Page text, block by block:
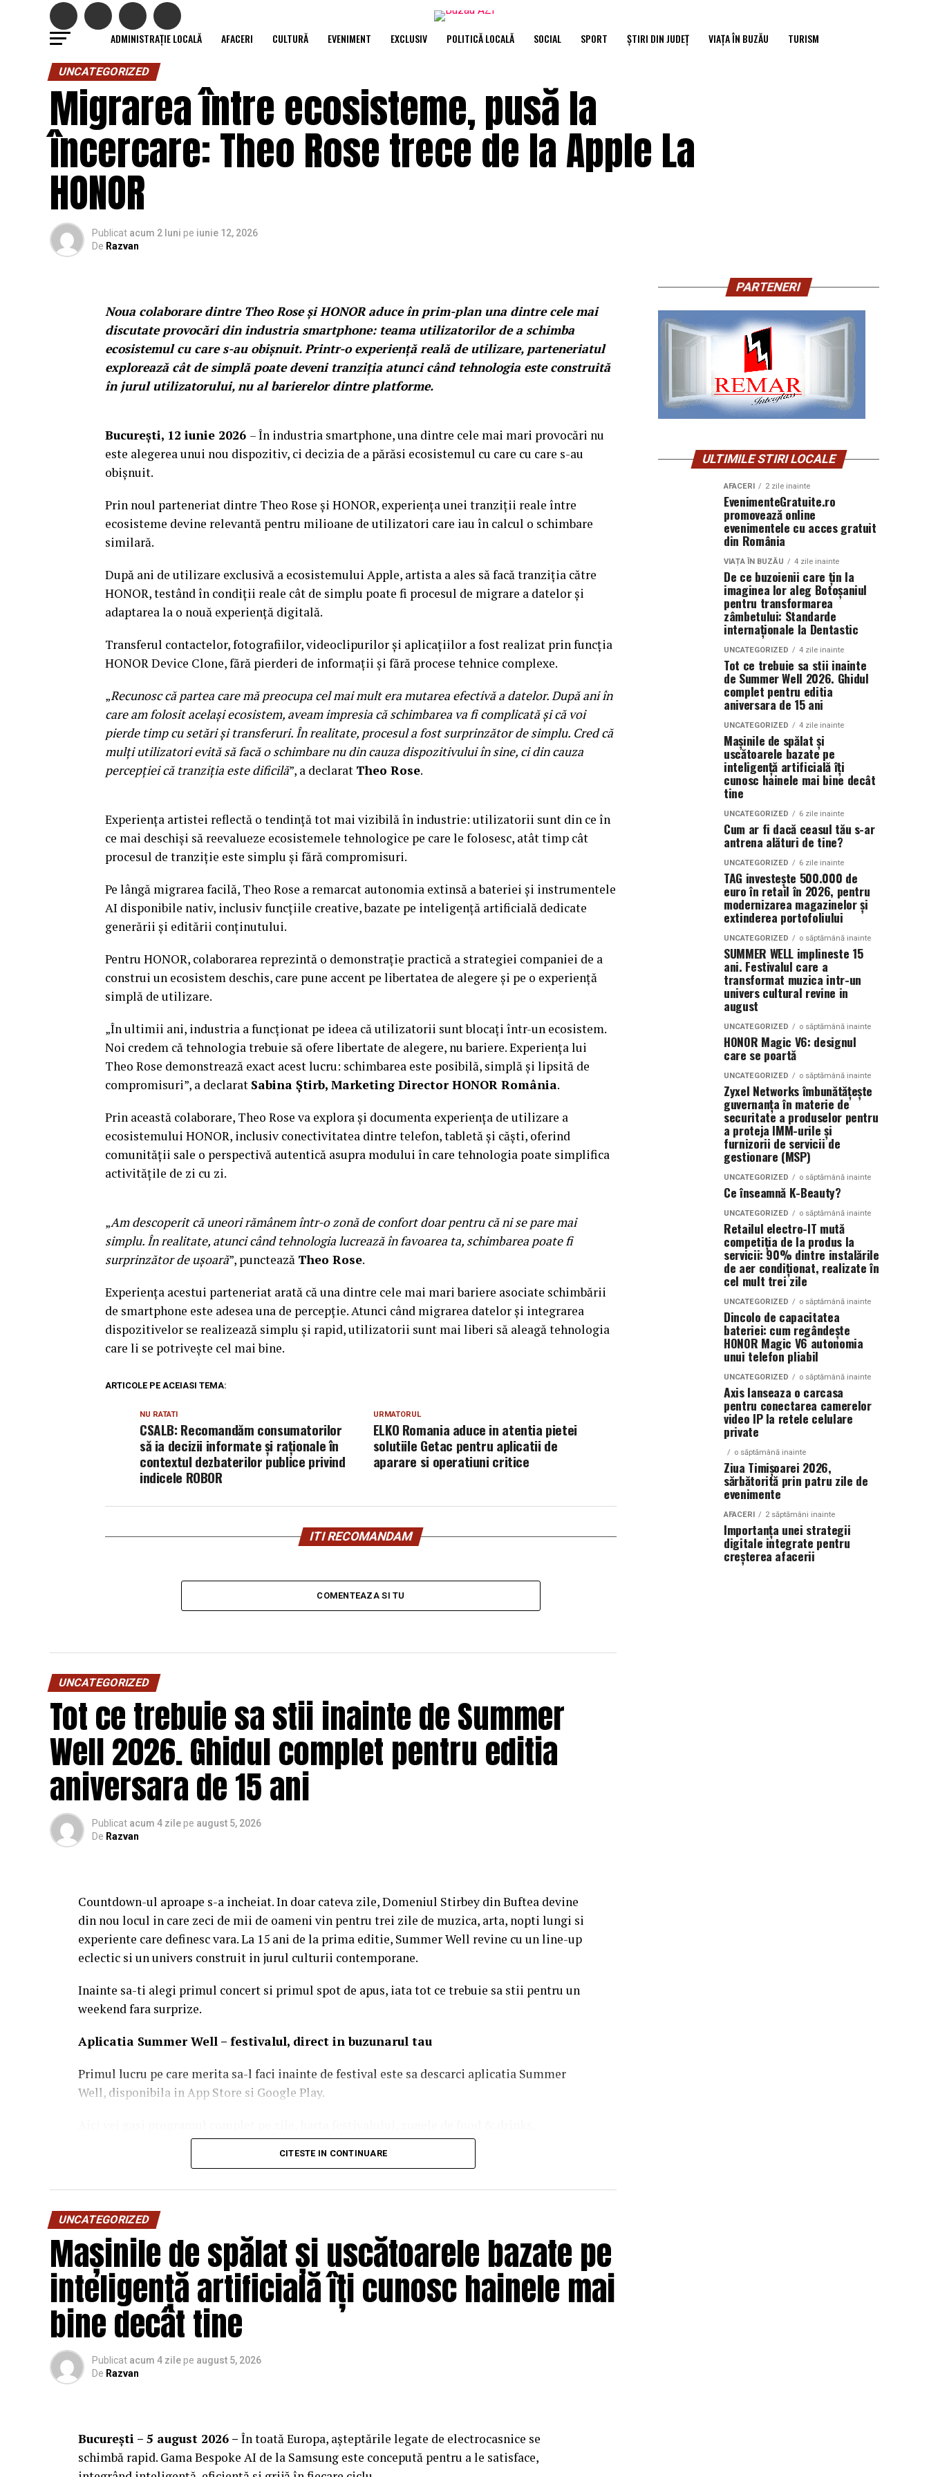
ADMINISTRAȚIE LOCALĂ AFACERI CULTURĂ EVENIMENT EXCLUSIV POLITICĂ LOCALĂ SOCIAL SPORT ȘTIRI DIN JUDEȚ VIAȚA ÎN BUZĂU TURISM
UNCATEGORIZED
Migrarea între ecosisteme, pusă la
încercare: Theo Rose trece de la Apple La
HONOR
Publicat acum 2 luni pe iunie 12, 2026
De Razvan
Noua colaborare dintre Theo Rose și HONOR aduce în prim-plan una dintre cele mai
discutate provocări din industria smartphone: teama utilizatorilor de a schimba
ecosistemul cu care s-au obișnuit. Printr-o experiență reală de utilizare, parteneriatul
explorează cât de simplă poate deveni tranziția atunci când tehnologia este construită
în jurul utilizatorului, nu al barierelor dintre platforme.
București, 12 iunie 2026 – În industria smartphone, una dintre cele mai mari provocări nu
este alegerea unui nou dispozitiv, ci decizia de a părăsi ecosistemul cu care cu care s-au
obișnuit.
Prin noul parteneriat dintre Theo Rose și HONOR, experiența unei tranziții reale între
ecosisteme devine relevantă pentru milioane de utilizatori care iau în calcul o schimbare
similară.
După ani de utilizare exclusivă a ecosistemului Apple, artista a ales să facă tranziția către
HONOR, testând în condiții reale cât de simplu poate fi procesul de migrare a datelor și
adaptarea la o nouă experiență digitală.
Transferul contactelor, fotografiilor, videoclipurilor și aplicațiilor a fost realizat prin funcția
HONOR Device Clone, fără pierderi de informații și fără procese tehnice complexe.
„Recunosc că partea care mă preocupa cel mai mult era mutarea efectivă a datelor. După ani în
care am folosit același ecosistem, aveam impresia că schimbarea va fi complicată și că voi
pierde timp cu setări și transferuri. În realitate, procesul a fost surprinzător de simplu. Cred că
mulți utilizatori evită să facă o schimbare nu din cauza dispozitivului în sine, ci din cauza
percepției că tranziția este dificilă”, a declarat Theo Rose.
Experiența artistei reflectă o tendință tot mai vizibilă în industrie: utilizatorii sunt din ce în
ce mai deschiși să reevalueze ecosistemele tehnologice pe care le folosesc, atât timp cât
procesul de tranziție este simplu și fără compromisuri.
Pe lângă migrarea facilă, Theo Rose a remarcat autonomia extinsă a bateriei și instrumentele
AI disponibile nativ, inclusiv funcțiile creative, bazate pe inteligență artificială dedicate
generării și editării conținutului.
Pentru HONOR, colaborarea reprezintă o demonstrație practică a strategiei companiei de a
construi un ecosistem deschis, care pune accent pe libertatea de alegere și pe o experiență
simplă de utilizare.
„În ultimii ani, industria a funcționat pe ideea că utilizatorii sunt blocați într-un ecosistem.
Noi credem că tehnologia trebuie să ofere libertate de alegere, nu bariere. Experiența lui
Theo Rose demonstrează exact acest lucru: schimbarea este posibilă, simplă și lipsită de
compromisuri”, a declarat Sabina Știrb, Marketing Director HONOR România.
Prin această colaborare, Theo Rose va explora și documenta experiența de utilizare a
ecosistemului HONOR, inclusiv conectivitatea dintre telefon, tabletă și căști, oferind
comunității sale o perspectivă autentică asupra modului în care tehnologia poate simplifica
activitățile de zi cu zi.
„Am descoperit că uneori rămânem într-o zonă de confort doar pentru că ni se pare mai
simplu. În realitate, atunci când tehnologia lucrează în favoarea ta, schimbarea poate fi
surprinzător de ușoară”, punctează Theo Rose.
Experiența acestui parteneriat arată că una dintre cele mai mari bariere asociate schimbării
de smartphone este adesea una de percepție. Atunci când migrarea datelor și integrarea
dispozitivelor se realizează simplu și rapid, utilizatorii sunt mai liberi să aleagă tehnologia
care li se potrivește cel mai bine.
ARTICOLE PE ACEIASI TEMA:
URMATORUL
ELKO Romania aduce in atentia pietei
solutiile Getac pentru aplicatii de
aparare si operatiuni critice
NU RATATI
CSALB: Recomandăm consumatorilor
să ia decizii informate și raționale în
contextul dezbaterilor publice privind
indicele ROBOR
ITI RECOMANDAM
COMENTEAZA SI TU
UNCATEGORIZED
Tot ce trebuie sa stii inainte de Summer
Well 2026. Ghidul complet pentru editia
aniversara de 15 ani
Publicat acum 4 zile pe august 5, 2026
De Razvan
Countdown-ul aproape s-a incheiat. In doar cateva zile, Domeniul Stirbey din Buftea devine
din nou locul in care zeci de mii de oameni vin pentru trei zile de muzica, arta, nopti lungi si
experiente care definesc vara. La 15 ani de la prima editie, Summer Well revine cu un line-up
eclectic si un univers construit in jurul culturii contemporane.
Inainte sa-ti alegi primul concert si primul spot de apus, iata tot ce trebuie sa stii pentru un
weekend fara surprize.
Aplicatia Summer Well – festivalul, direct in buzunarul tau
Primul lucru pe care merita sa-l faci inainte de festival este sa descarci aplicatia Summer
Well, disponibila in App Store si Google Play.
activitatile de entertainment, informatiile utile si biletele achizitionate online. Activeaza
CITESTE IN CONTINUARE
UNCATEGORIZED
Mașinile de spălat și uscătoarele bazate pe
inteligență artificială îți cunosc hainele mai
bine decât tine
Publicat acum 4 zile pe august 5, 2026
De Razvan
București – 5 august 2026 – În toată Europa, așteptările legate de electrocasnice se
schimbă rapid. Gama Bespoke AI de la Samsung este concepută pentru a le satisface,
PARTENERI
ULTIMILE STIRI LOCALE
AFACERI 2 zile inainte
EvenimenteGratuite.ro
promovează online
evenimentele cu acces gratuit
din România
VIAȚA ÎN BUZĂU 4 zile inainte
De ce buzoienii care țin la
imaginea lor aleg Botoșaniul
pentru transformarea
zâmbetului: Standarde
internaționale la Dentastic
UNCATEGORIZED 4 zile inainte
Tot ce trebuie sa stii inainte
de Summer Well 2026. Ghidul
complet pentru editia
aniversara de 15 ani
UNCATEGORIZED 4 zile inainte
Mașinile de spălat și
uscătoarele bazate pe
inteligență artificială îți
cunosc hainele mai bine decât
tine
UNCATEGORIZED 6 zile inainte
Cum ar fi dacă ceasul tău s-ar
antrena alături de tine?
UNCATEGORIZED 6 zile inainte
TAG investește 500.000 de
euro în retail în 2026, pentru
modernizarea magazinelor și
extinderea portofoliului
UNCATEGORIZED o săptămână inainte
SUMMER WELL implineste 15
ani. Festivalul care a
transformat muzica intr-un
univers cultural revine in
august
UNCATEGORIZED o săptămână inainte
HONOR Magic V6: designul
care se poartă
UNCATEGORIZED o săptămână inainte
Zyxel Networks îmbunătățește
guvernanța în materie de
securitate a produselor pentru
a proteja IMM-urile și
furnizorii de servicii de
gestionare (MSP)
UNCATEGORIZED o săptămână inainte
Ce înseamnă K-Beauty?
UNCATEGORIZED o săptămână inainte
Retailul electro-IT mută
competiția de la produs la
servicii: 90% dintre instalările
de aer condiționat, realizate în
cel mult trei zile
UNCATEGORIZED o săptămână inainte
Dincolo de capacitatea
bateriei: cum regândește
HONOR Magic V6 autonomia
unui telefon pliabil
UNCATEGORIZED o săptămână inainte
Axis lanseaza o carcasa
pentru conectarea camerelor
video IP la retele celulare
private
o săptămână inainte
Ziua Timișoarei 2026,
sărbătorită prin patru zile de
evenimente
AFACERI 2 săptămâni inainte
Importanța unei strategii
digitale integrate pentru
creșterea afacerii